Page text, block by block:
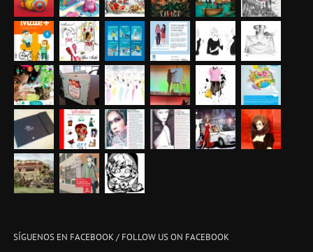
SÍGUENOS EN FACEBOOK / FOLLOW US ON FACEBOOK